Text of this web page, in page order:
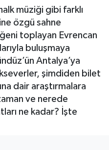
müziği gibi farklı
özgü sahne
toplayan Evrencan
buluşmaya
Antalya’ya
şimdiden bilet
dair araştırmalara
ve nerede
ne kadar? İşte